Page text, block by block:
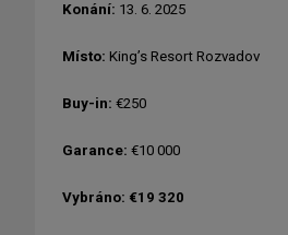
Konání: 13. 6. 2025
Místo: King’s Resort Rozvadov
Buy-in: €250
Garance: €10 000
Vybráno: €19 320